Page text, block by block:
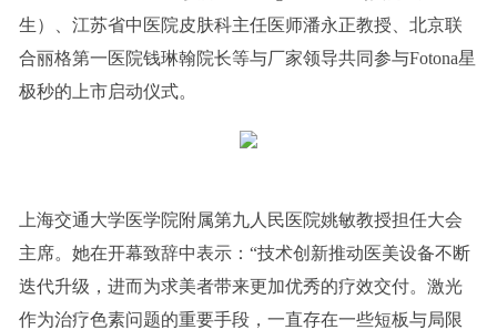
生）、江苏省中医院皮肤科主任医师潘永正教授、北京联
合丽格第一医院钱琳翰院长等与厂家领导共同参与Fotona星
极秒的上市启动仪式。
上海交通大学医学院附属第九人民医院姚敏教授担任大会
主席。她在开幕致辞中表示：“技术创新推动医美设备不断
迭代升级，进而为求美者带来更加优秀的疗效交付。激光
作为治疗色素问题的重要手段，一直存在一些短板与局限